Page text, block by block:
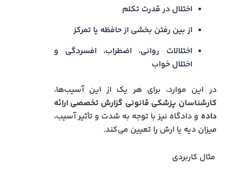
اختلال در قدرت تکلم
از بین رفتن بخشی از حافظه یا تمرکز
اختلالات روانی، اضطراب، افسردگی و
اختلال خواب
در این موارد، برای هر یک از این آسیب‌ها،
کارشناسان پزشکی قانونی گزارش تخصصی ارائه
داده و دادگاه نیز با توجه به شدت و تأثیر آسیب،
میزان دیه یا ارش را تعیین می‌کند.
مثال کاربردی